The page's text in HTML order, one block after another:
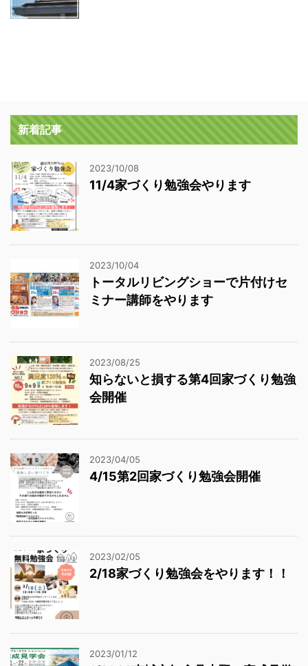
新着記事
2023/10/08
11/4家づくり勉強会やります
2023/10/04
トータルリビングショーで片付けセ
ミナー講師をやります
2023/08/25
知らないと損する第4回家づくり勉強
会開催
2023/04/05
4/15第2回家づくり勉強会開催
2023/02/05
2/18家づくり勉強会をやります！！
2023/01/12